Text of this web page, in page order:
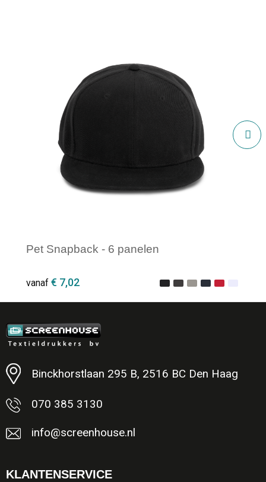
Pet Snapback - 6 panelen
vanaf € 7,02
Minimale afname: 1
Binckhorstlaan 295 B, 2516 BC Den Haag
070 385 3130
info@screenhouse.nl
KLANTENSERVICE